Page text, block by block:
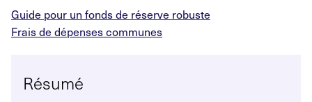
Guide pour un fonds de réserve robuste
Frais de dépenses communes
Résumé